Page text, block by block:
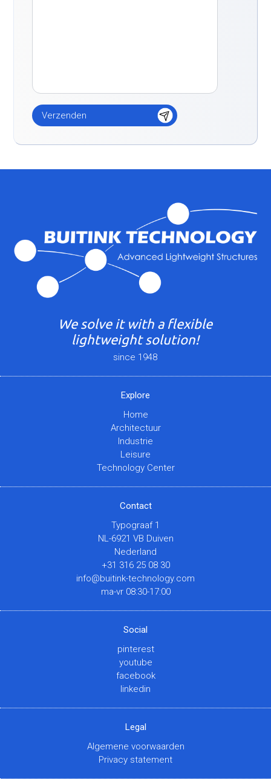
We solve it with a flexible
lightweight solution!
since 1948
Explore
Home
Architectuur
Industrie
Leisure
Technology Center
Contact
Typograaf 1
NL-6921 VB Duiven
Nederland
+31 316 25 08 30
info@buitink-technology.com
ma-vr 08:30-17:00
Social
pinterest
youtube
facebook
linkedin
Legal
Algemene voorwaarden
Privacy statement